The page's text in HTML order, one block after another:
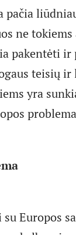
pačia
ne
pakentėti
teisių
yra
Europos